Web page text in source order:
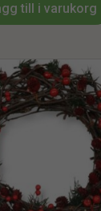
till i varukorg